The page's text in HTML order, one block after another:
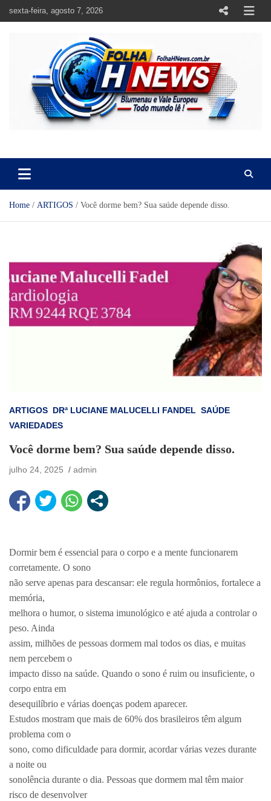
sexta-feira, agosto 7, 2026
Home ARTIGOS Você dorme bem? Sua saúde depende disso.
ARTIGOS DRª LUCIANE MALUCELLI FANDEL SAÚDE
VARIEDADES
Você dorme bem? Sua saúde depende disso.
julho 24, 2025 admin
Dormir bem é essencial para o corpo e a mente funcionarem
corretamente. O sono
não serve apenas para descansar: ele regula hormônios, fortalece a
memória,
melhora o humor, o sistema imunológico e até ajuda a controlar o
peso. Ainda
assim, milhões de pessoas dormem mal todos os dias, e muitas
nem percebem o
impacto disso na saúde. Quando o sono é ruim ou insuficiente, o
corpo entra em
desequilíbrio e várias doenças podem aparecer.
Estudos mostram que mais de 60% dos brasileiros têm algum
problema com o
sono, como dificuldade para dormir, acordar várias vezes durante
a noite ou
sonolência durante o dia. Pessoas que dormem mal têm maior
risco de desenvolver